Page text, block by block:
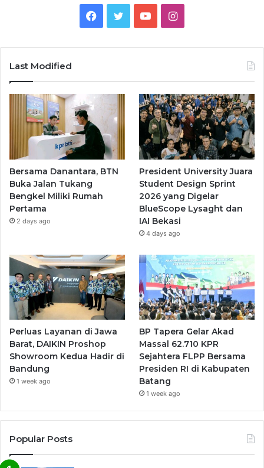
Facebook
TwitterYouTubeInstagram
Last Modified
Bersama Danantara, BTN
Buka Jalan Tukang
Bengkel Miliki Rumah
Pertama
2 days ago
President University Juara
Student Design Sprint
2026 yang Digelar
BlueScope Lysaght dan
IAI Bekasi
4 days ago
Perluas Layanan di Jawa
Barat, DAIKIN Proshop
Showroom Kedua Hadir di
Bandung
1 week ago
BP Tapera Gelar Akad
Massal 62.710 KPR
Sejahtera FLPP Bersama
Presiden RI di Kabupaten
Batang
1 week ago
Popular Posts